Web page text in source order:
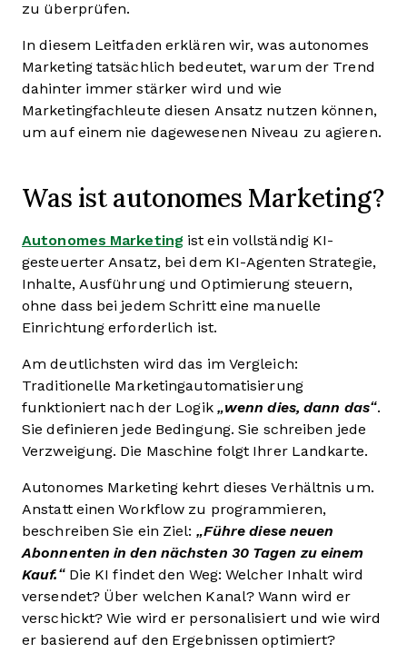
zu überprüfen.
In diesem Leitfaden erklären wir, was autonomes
Marketing tatsächlich bedeutet, warum der Trend
dahinter immer stärker wird und wie
Marketingfachleute diesen Ansatz nutzen können,
um auf einem nie dagewesenen Niveau zu agieren.
Was ist autonomes Marketing?
Autonomes Marketing ist ein vollständig KI-
gesteuerter Ansatz, bei dem KI-Agenten Strategie,
Inhalte, Ausführung und Optimierung steuern,
ohne dass bei jedem Schritt eine manuelle
Einrichtung erforderlich ist.
Am deutlichsten wird das im Vergleich:
Traditionelle Marketingautomatisierung
funktioniert nach der Logik „wenn dies, dann das“.
Sie definieren jede Bedingung. Sie schreiben jede
Verzweigung. Die Maschine folgt Ihrer Landkarte.
Autonomes Marketing kehrt dieses Verhältnis um.
Anstatt einen Workflow zu programmieren,
beschreiben Sie ein Ziel: „Führe diese neuen
Abonnenten in den nächsten 30 Tagen zu einem
Kauf.“Die KI findet den Weg: Welcher Inhalt wird
versendet? Über welchen Kanal? Wann wird er
verschickt? Wie wird er personalisiert und wie wird
er basierend auf den Ergebnissen optimiert?